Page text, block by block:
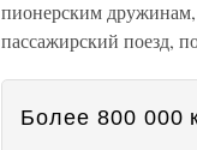
пионерским
пассажирский поезд,
Более 800 000